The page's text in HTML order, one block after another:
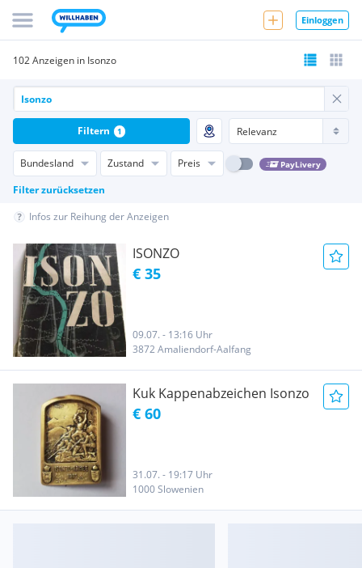
Einloggen
102 Anzeigen in Isonzo
Bundesland Zustand Preis PayLivery
Filter zurücksetzen
Filtern 1
Infos zur Reihung der Anzeigen
ISONZO
€ 35
09.07. - 13:16 Uhr
3872 Amaliendorf-Aalfang
Kuk Kappenabzeichen Isonzo
€ 60
31.07. - 19:17 Uhr
1000 Slowenien